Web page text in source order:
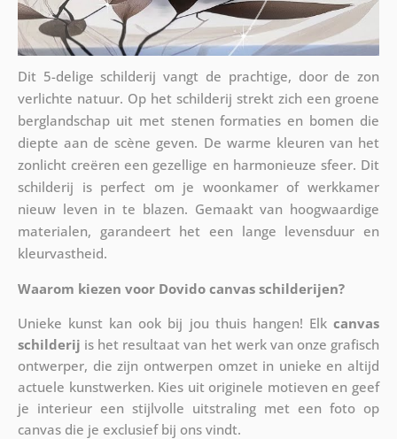
Dit 5-delige schilderij vangt de prachtige, door de zon
verlichte natuur. Op het schilderij strekt zich een groene
berglandschap uit met stenen formaties en bomen die
diepte aan de scène geven. De warme kleuren van het
zonlicht creëren een gezellige en harmonieuze sfeer. Dit
schilderij is perfect om je woonkamer of werkkamer
nieuw leven in te blazen. Gemaakt van hoogwaardige
materialen, garandeert het een lange levensduur en
kleurvastheid.
Waarom kiezen voor Dovido canvas schilderijen?
Unieke kunst kan ook bij jou thuis hangen! Elkcanvas
schilderij is het resultaat van het werk van onze grafisch
ontwerper, die zijn ontwerpen omzet in unieke en altijd
actuele kunstwerken. Kies uit originele motieven en geef
je interieur een stijlvolle uitstraling met een foto op
canvas die je exclusief bij ons vindt.